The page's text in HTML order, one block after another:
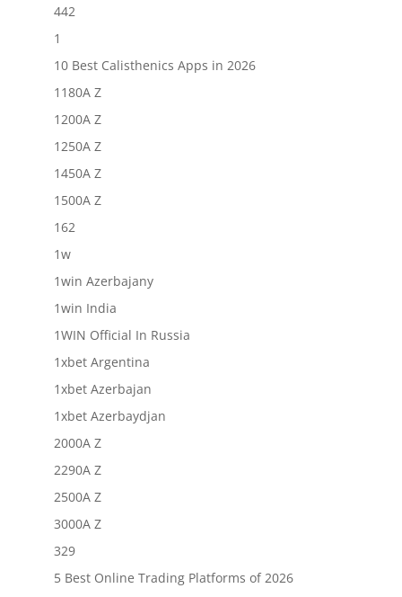
442
1
10 Best Calisthenics Apps in 2026
1180A Z
1200A Z
1250A Z
1450A Z
1500A Z
162
1w
1win Azerbajany
1win India
1WIN Official In Russia
1xbet Argentina
1xbet Azerbajan
1xbet Azerbaydjan
2000A Z
2290A Z
2500A Z
3000A Z
329
5 Best Online Trading Platforms of 2026